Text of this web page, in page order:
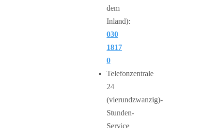
dem
Inland):
030
1817
0
Telefonzentrale
24
(vierundzwanzig)-
Stunden-
Service